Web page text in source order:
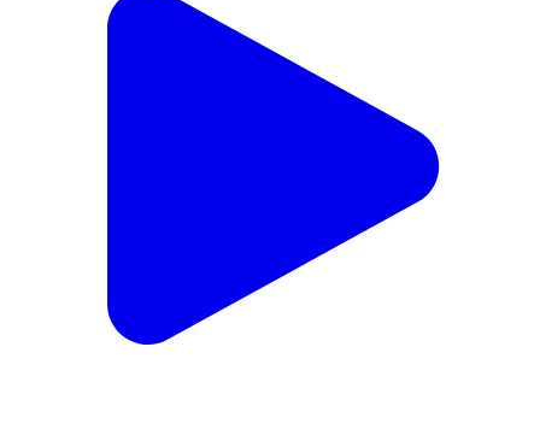
#हिंदू_मुस्लिम_भाईचारे_का_संदेश
#मुस्लिम_युवक_की_कावड़_हिंदू_युवक_दोस्ती_साथ_साथ